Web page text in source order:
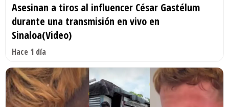
Asesinan a tiros al influencer César Gastélum
durante una transmisión en vivo en
Sinaloa(Video)
Hace 1 día